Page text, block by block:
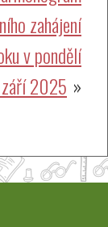
zahájení
v pondělí
2025